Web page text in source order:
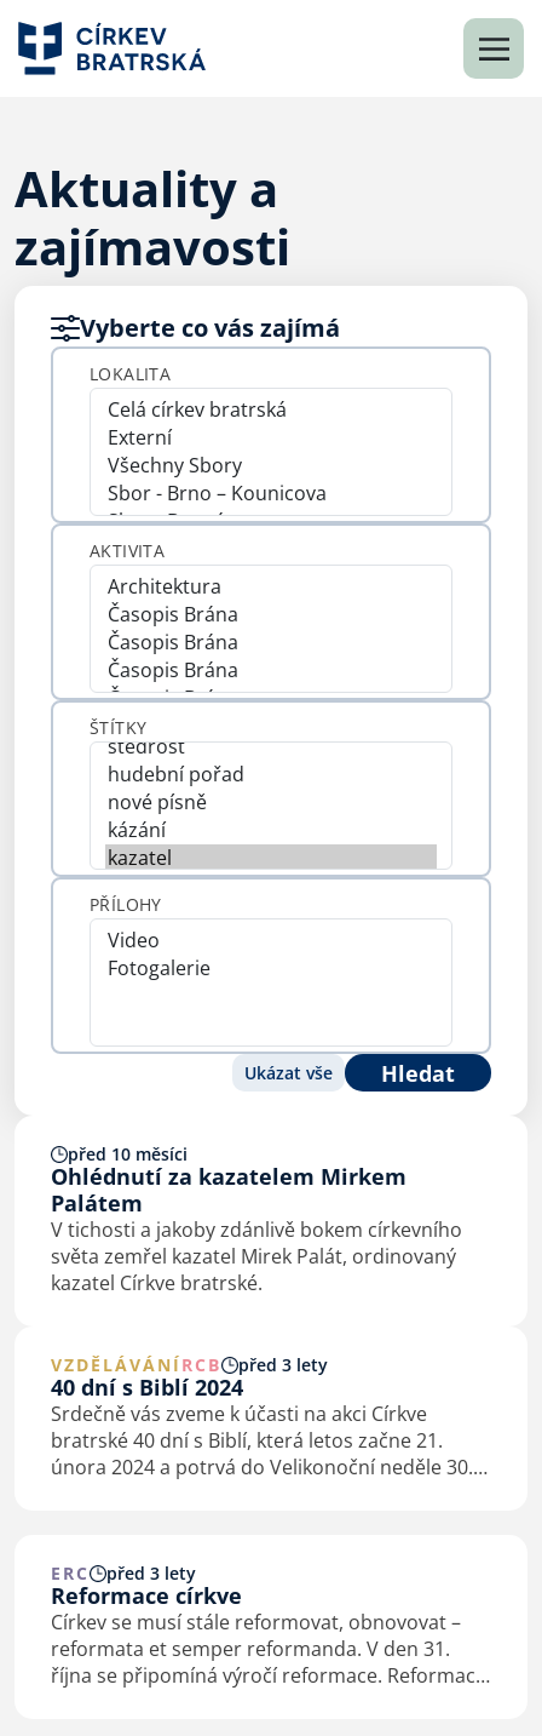
Aktuality a
zajímavosti
Vyberte co vás zajímá
LOKALITA
AKTIVITA
ŠTÍTKY
PŘÍLOHY
Ukázat vše Hledat
před 10 měsíci
Ohlédnutí za kazatelem Mirkem
Palátem
V tichosti a jakoby zdánlivě bokem církevního
světa zemřel kazatel Mirek Palát, ordinovaný
kazatel Církve bratrské.
VZDĚLÁVÁNÍRCB před 3 lety
40 dní s Biblí 2024
Srdečně vás zveme k účasti na akci Církve
bratrské 40 dní s Biblí, která letos začne 21.
února 2024 a potrvá do Velikonoční neděle 30.
ERC před 3 lety
Reformace církve
Církev se musí stále reformovat, obnovovat –
reformata et semper reformanda. V den 31.
října se připomíná výročí reformace. Reformace